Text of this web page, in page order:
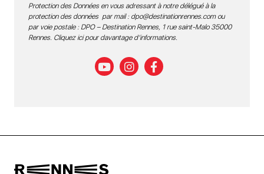
Protection des Données en vous adressant à notre délégué à la
protection des données par mail : dpo@destinationrennes.comou
par voie postale : DPO – Destination Rennes, 1 rue saint-Malo 35000
Rennes. Cliquez ici pour davantage d’informations.